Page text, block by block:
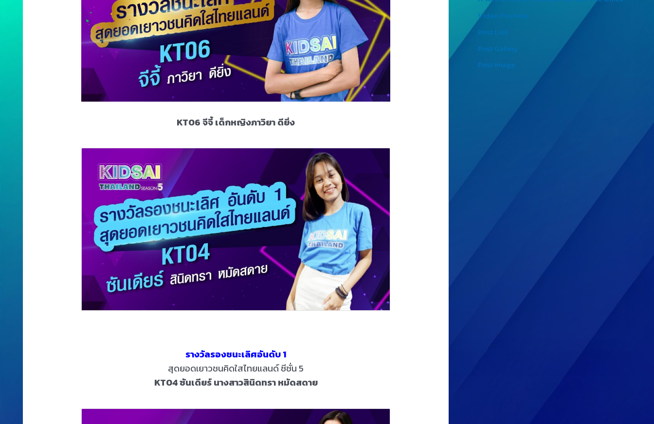
KT06 จีจี้ เด็กหญิงภาวิยา ดียิ่ง
รางวัลรองชนะเลิศอันดับ 1
สุดยอดเยาวชนคิดใสไทยแลนด์ ซีซั่น 5
KT04 ซันเดียร์ นางสาวสินิดทรา หมัดสดาย
Video Youtube
Post Link
Post Gallery
Post Image